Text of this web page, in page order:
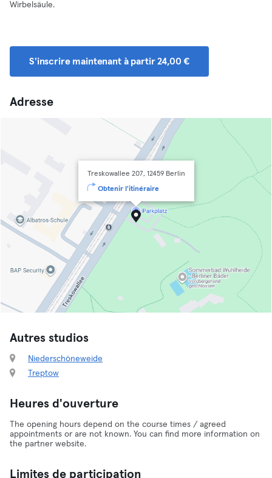
Wirbelsäule.
S'inscrire maintenant à partir 24,00 €
Adresse
Treskowallee 207, 12459 Berlin
Obtenir l'itinéraire
Autres studios
Niederschöneweide
Treptow
Heures d'ouverture
The opening hours depend on the course times / agreed
appointments or are not known. You can find more information on
the partner website.
Limites de participation